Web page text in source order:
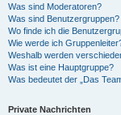
Was sind Moderatoren?
Was sind Benutzergruppen?
Wo finde ich die
Wie werde ich
Weshalb werden
Was ist eine Hauptgruppe?
Was bedeutet der „Das
Private Nachrichten